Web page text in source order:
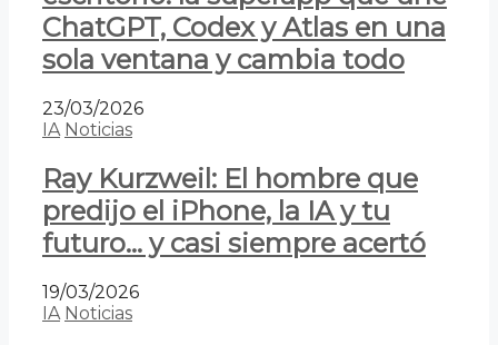
ChatGPT, Codex y Atlas en una
sola ventana y cambia todo
23/03/2026
IA Noticias
Ray Kurzweil: El hombre que
predijo el iPhone, la IA y tu
futuro… y casi siempre acertó
19/03/2026
IA Noticias